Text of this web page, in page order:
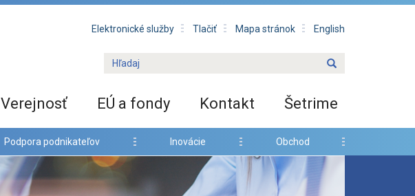
Elektronické služby Tlačiť Mapa stránok English
Verejnosť EÚ a fondy Kontakt Šetrime
Podpora podnikateľov Inovácie Obchod